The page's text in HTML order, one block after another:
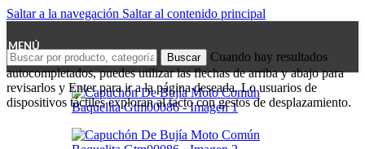
Saltar a la navegación Saltar al contenido principal
MENÚ
Buscar
Cuando hay resultados
autocompletados, puedes utilizar las flechas de arriba y abajo para
revisarlos y Enter para ir a la página deseada. Lo usuarios de
dispositivos táctiles exploran al tacto con gestos de desplazamiento.